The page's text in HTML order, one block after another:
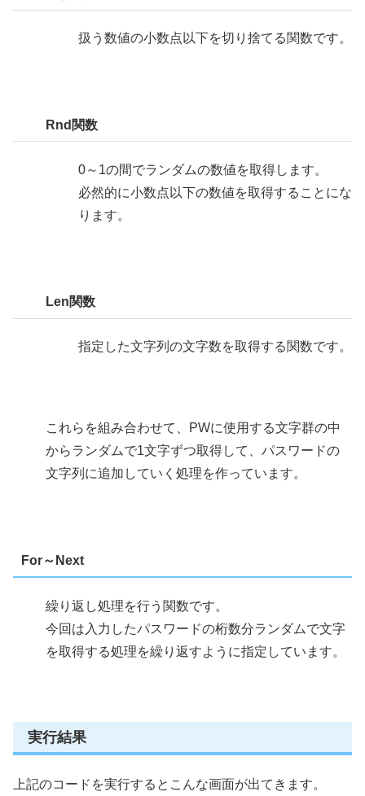
扱う数値の小数点以下を切り捨てる関数です。
Rnd関数
0～1の間でランダムの数値を取得します。
必然的に小数点以下の数値を取得することにな
ります。
Len関数
指定した文字列の文字数を取得する関数です。
これらを組み合わせて、PWに使用する文字群の中
からランダムで1文字ずつ取得して、パスワードの
文字列に追加していく処理を作っています。
For～Next
繰り返し処理を行う関数です。
今回は入力したパスワードの桁数分ランダムで文字
を取得する処理を繰り返すように指定しています。
実行結果
上記のコードを実行するとこんな画面が出てきます。